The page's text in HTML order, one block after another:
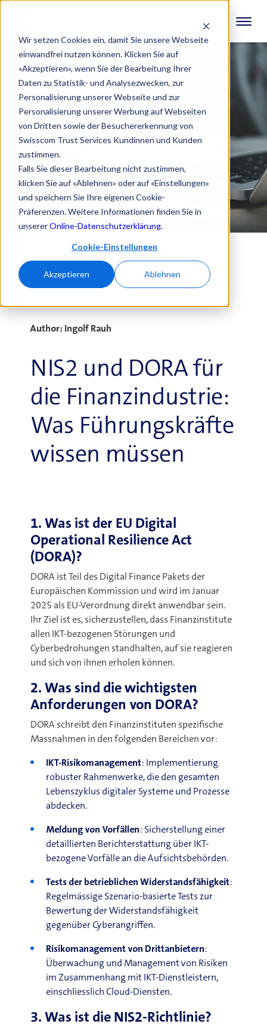
Wir setzen Cookies ein, damit Sie unsere Webseite
einwandfrei nutzen können. Klicken Sie auf
«Akzeptieren», wenn Sie der Bearbeitung Ihrer
Daten zu Statistik- und Analysezwecken, zur
Personalisierung unserer Webseite und zur
Personalisierung unserer Werbung auf Webseiten
von Dritten sowie der Besuchererkennung von
Swisscom Trust Services Kundinnen und Kunden
zustimmen.
Falls Sie dieser Bearbeitung nicht zustimmen,
klicken Sie auf «Ablehnen» oder auf «Einstellungen»
und speichern Sie Ihre eigenen Cookie-
Präferenzen. Weitere Informationen finden Sie in
unsererOnline-Datenschutzerklärung.
Cookie-Einstellungen
Akzeptieren Ablehnen
09.10.2024
Author: Ingolf Rauh
NIS2 und DORA für
die Finanzindustrie:
Was Führungskräfte
wissen müssen
1. Was ist der EU Digital
Operational Resilience Act
(DORA)?
DORA ist Teil des Digital Finance Pakets der
Europäischen Kommission und wird im Januar
2025 als EU-Verordnung direkt anwendbar sein.
Ihr Ziel ist es, sicherzustellen, dass Finanzinstitute
allen IKT-bezogenen Störungen und
Cyberbedrohungen standhalten, auf sie reagieren
und sich von ihnen erholen können.
2. Was sind die wichtigsten
Anforderungen von DORA?
DORA schreibt den Finanzinstituten spezifische
Massnahmen in den folgenden Bereichen vor:
IKT-Risikomanagement: Implementierung
robuster Rahmenwerke, die den gesamten
Lebenszyklus digitaler Systeme und Prozesse
abdecken.
Meldung von Vorfällen: Sicherstellung einer
detaillierten Berichterstattung über IKT-
bezogene Vorfälle an die Aufsichtsbehörden.
Tests der betrieblichen Widerstandsfähigkeit:
Regelmässige Szenario-basierte Tests zur
Bewertung der Widerstandsfähigkeit
gegenüber Cyberangriffen.
Risikomanagement von Drittanbietern:
Überwachung und Management von Risiken
im Zusammenhang mit IKT-Dienstleistern,
einschliesslich Cloud-Diensten.
3. Was ist die NIS2-Richtlinie?